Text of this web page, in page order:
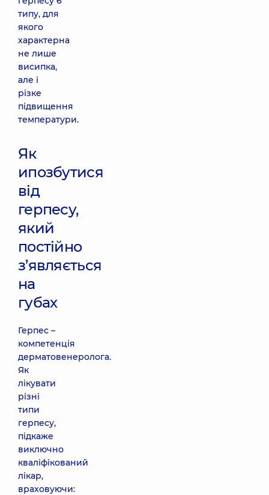
типу, для
якого
характерна
не лише
висипка,
але і
різке
підвищення
температури.
Як
ипозбутися
від
герпесу,
який
постійно
з’являється
на
губах
Герпес –
компетенція
дерматовенеролога.
Як
лікувати
різні
типи
герпесу,
підкаже
виключно
кваліфікований
лікар,
враховуючи: